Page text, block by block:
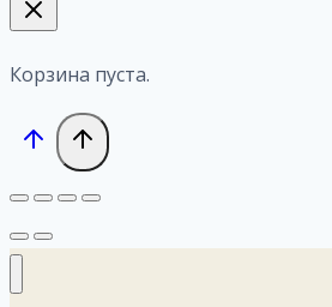
Корзина пуста.